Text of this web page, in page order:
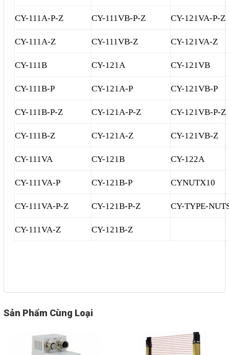
CY-111A-P-Z CY-111VB-P-Z CY-121VA-P-Z
CY-111A-Z CY-111VB-Z CY-121VA-Z
CY-111B CY-121A CY-121VB
CY-111B-P CY-121A-P CY-121VB-P
CY-111B-P-Z CY-121A-P-Z CY-121VB-P-Z
CY-111B-Z CY-121A-Z CY-121VB-Z
CY-111VA CY-121B CY-122A
CY-111VA-P CY-121B-P CYNUTX10
CY-111VA-P-Z CY-121B-P-Z CY-TYPE-
CY-111VA-Z CY-121B-Z
Sản Phẩm Cùng Loại